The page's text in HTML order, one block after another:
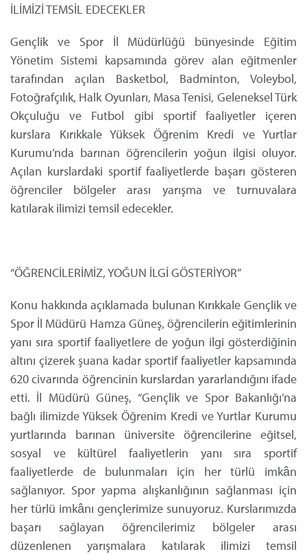
İLİMİZİ TEMSİL EDECEKLER
Gençlik ve Spor İl Müdürlüğü bünyesinde Eğitim
Yönetim Sistemi kapsamında görev alan eğitmenler
tarafından açılan Basketbol, Badminton, Voleybol,
Fotoğrafçılık, Halk Oyunları, Masa Tenisi, Geleneksel Türk
Okçuluğu ve Futbol gibi sportif faaliyetler içeren
kurslara Kırıkkale Yüksek Öğrenim Kredi ve Yurtlar
Kurumu’nda barınan öğrencilerin yoğun ilgisi oluyor.
Açılan kurslardaki sportif faaliyetlerde başarı gösteren
öğrenciler bölgeler arası yarışma ve turnuvalara
katılarak ilimizi temsil edecekler.
“ÖĞRENCİLERİMİZ, YOĞUN İLGİ GÖSTERİYOR”
Konu hakkında açıklamada bulunan Kırıkkale Gençlik ve
Spor İl Müdürü Hamza Güneş, öğrencilerin eğitimlerinin
yanı sıra sportif faaliyetlere de yoğun ilgi gösterdiğinin
altını çizerek şuana kadar sportif faaliyetler kapsamında
620 civarında öğrencinin kurslardan yararlandığını ifade
etti. İl Müdürü Güneş, “Gençlik ve Spor Bakanlığı’na
bağlı ilimizde Yüksek Öğrenim Kredi ve Yurtlar Kurumu
yurtlarında barınan üniversite öğrencilerine eğitsel,
sosyal ve kültürel faaliyetlerin yanı sıra sportif
faaliyetlerde de bulunmaları için her türlü imkân
sağlanıyor. Spor yapma alışkanlığının sağlanması için
her türlü imkânı gençlerimize sunuyoruz. Kurslarımızda
başarı sağlayan öğrencilerimiz bölgeler arası
düzenlenen yarışmalara katılarak ilimizi temsil